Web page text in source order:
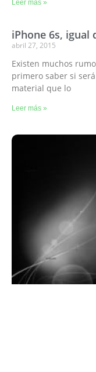
Leer más »
iPhone 6s, igual
abril 27, 2015
Existen muchos
primero saber si
material que lo
Leer más »